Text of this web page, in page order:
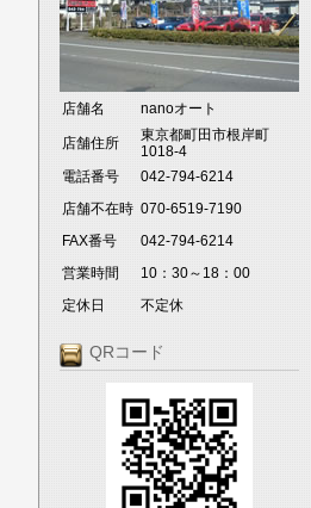
店舗名 nanoオート
店舗住所
東京都町田市根岸町
1018-4
電話番号
042-794-6214
店舗不在時 070-6519-7190
FAX番号
042-794-6214
営業時間
10：30～18：00
定休日
不定休
QRコード